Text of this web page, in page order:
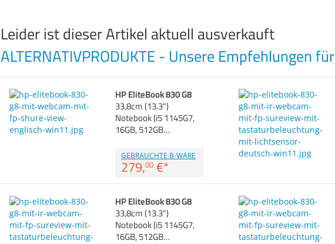
Leider ist dieser Artikel aktuell ausverkauft
ALTERNATIVPRODUKTE - Unsere Empfehlungen
HP EliteBook 830 G8
33,8cm (13.3")
Notebook (i5 1145G7,
16GB, 512GB…
GEBRAUCHTE B-WARE
279,00 €*
HP EliteBook 830 G8
33,8cm (13.3")
Notebook (i5 1145G7,
16GB, 512GB…